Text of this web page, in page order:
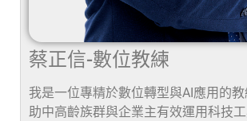
蔡正信-數位教練
我是一位專精於數位轉型與AI應用的
助中高齡族群與企業主有效運用科技